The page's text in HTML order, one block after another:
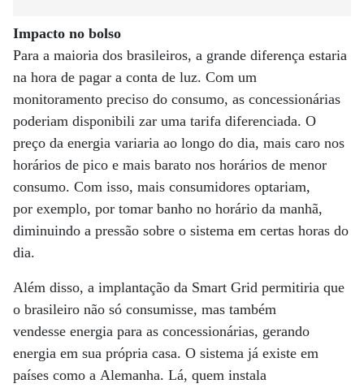
Impacto no bolso
Para a maioria dos brasileiros, a grande diferença estaria
na hora de pagar a conta de luz. Com um
monitoramento preciso do consumo, as concessionárias
poderiam disponibili zar uma tarifa diferenciada. O
preço da energia variaria ao longo do dia, mais caro nos
horários de pico e mais barato nos horários de menor
consumo. Com isso, mais consumidores optariam,
por exemplo, por tomar banho no horário da manhã,
diminuindo a pressão sobre o sistema em certas horas do
dia.
Além disso, a implantação da Smart Grid permitiria que
o brasileiro não só consumisse, mas também
vendesse energia para as concessionárias, gerando
energia em sua própria casa. O sistema já existe em
países como a Alemanha. Lá, quem instala